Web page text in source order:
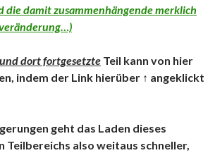
die damit zusammenhängende merklich
und dort fortgesetzte Teil kann von hier
indem der Link hierüber ↑ angeklickt
geht das Laden dieses
Teilbereichs also weitaus schneller,